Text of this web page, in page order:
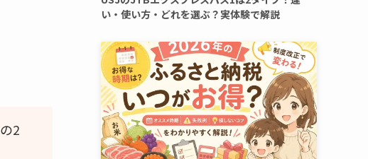
の2
い・使い方・どれを選ぶ？実体験で解説